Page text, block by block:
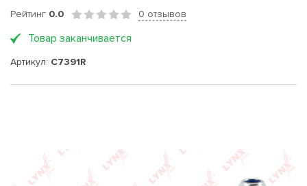
Рейтинг 0.0 0 отзывов
Товар заканчивается
Артикул: C7391R